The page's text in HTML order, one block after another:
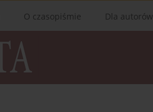
O czasopiśmie Dla autorów